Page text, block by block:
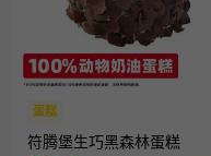
蛋糕
符腾堡生巧黑森林蛋糕